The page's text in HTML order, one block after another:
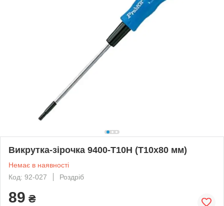
Викрутка-зірочка 9400-T10H (T10x80 мм)
Немає в наявності
Код: 92-027
Роздріб
89 ₴